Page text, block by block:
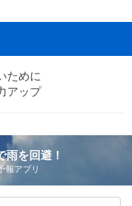
ために
アップ
雨を回避！
アプリ